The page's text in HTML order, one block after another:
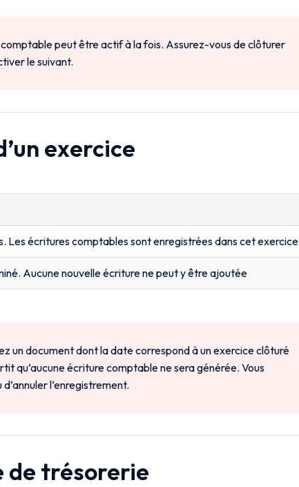
peut être actif à la fois. Assurez-vous de clôturer
le suivant.
exercice
Les écritures comptables sont enregistrées dans cet exercice
Aucune nouvelle écriture ne peut y être ajoutée
un document dont la date correspond à un exercice clôturé
qu’aucune écriture comptable ne sera générée. Vous
l’enregistrement.
de trésorerie